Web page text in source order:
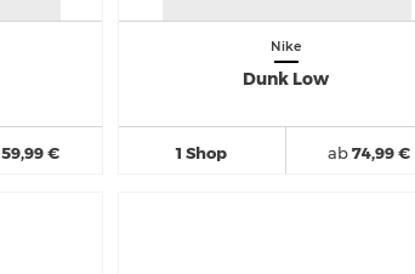
59,99 €
Nike
Dunk Low
1 Shop ab74,99 €